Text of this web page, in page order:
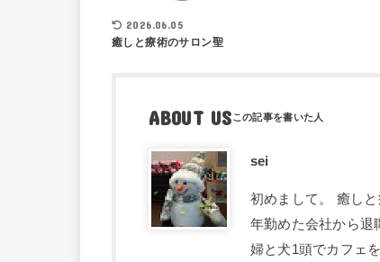
2026.06.05
癒しと療術のサロン聖
ABOUT US
sei
初めまして。 癒し
年勤めた会社から退
婦と犬1頭でカフェ